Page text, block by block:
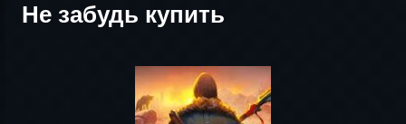
Не забудь купить